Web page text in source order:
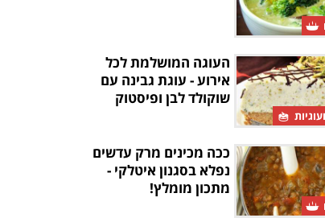
העוגה המושלמת לכל
אירוע - עוגת גבינה עם
שוקולד לבן ופיסטוק
ככה מכינים מרק עדשים
נפלא בסגנון איטלקי -
מתכון מומלץ!